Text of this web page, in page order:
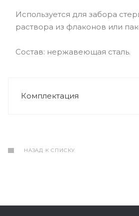
Используется для забора
раствора из флаконов или
Состав: нержавеющая сталь.
Комплектация
НАЗАД К СПИСКУ